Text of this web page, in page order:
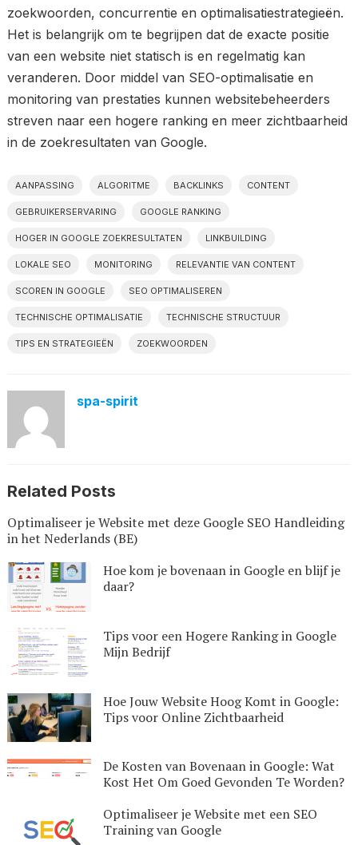
zoekwoorden, concurrentie en optimalisatiestrategieën.
Het is belangrijk om te begrijpen dat de exacte positie
van een website niet statisch is en regelmatig kan
veranderen. Door middel van SEO-optimalisatie en
monitoring van prestaties kunnen websitebeheerders
streven naar een hogere ranking en meer zichtbaarheid
in de zoekresultaten van Google.
AANPASSING ALGORITME BACKLINKS CONTENT
GEBRUIKERSERVARING GOOGLE RANKING
HOGER IN GOOGLE ZOEKRESULTATEN LINKBUILDING
LOKALE SEO MONITORING RELEVANTIE VAN CONTENT
SCOREN IN GOOGLE SEO OPTIMALISEREN
TECHNISCHE OPTIMALISATIE TECHNISCHE STRUCTUUR
TIPS EN STRATEGIEËN ZOEKWOORDEN
spa-spirit
Related Posts
Optimaliseer je Website met deze Google SEO Handleiding
in het Nederlands (BE)
Hoe kom je bovenaan in Google en blijf je
daar?
Tips voor een Hogere Ranking in Google
Mijn Bedrijf
Hoe Jouw Website Hoog Komt in Google:
Tips voor Online Zichtbaarheid
De Kosten van Bovenaan in Google: Wat
Kost Het Om Goed Gevonden Te Worden?
Optimaliseer je Website met een SEO
Training van Google